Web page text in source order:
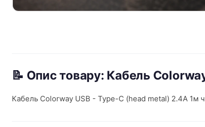
📝 Опис товару: Кабель
Кабель Colorway USB - Type-C (head metal) 2.4А 1м